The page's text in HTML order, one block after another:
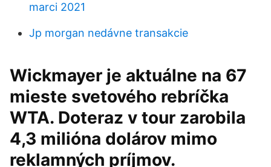
marci 2021
Jp morgan nedávne transakcie
Wickmayer je aktuálne na 67
mieste svetového rebríčka
WTA. Doteraz v tour zarobila
4,3 milióna dolárov mimo
reklamných príjmov.